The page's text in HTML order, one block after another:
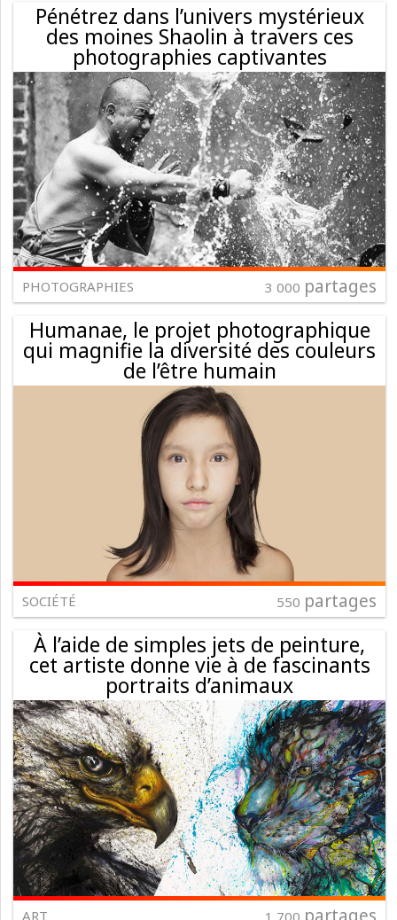
Pénétrez dans l’univers mystérieux
des moines Shaolin à travers ces
photographies captivantes
PHOTOGRAPHIES 3 000 partages
Humanae, le projet photographique
qui magnifie la diversité des couleurs
de l’être humain
SOCIÉTÉ 550 partages
À l’aide de simples jets de peinture,
cet artiste donne vie à de fascinants
portraits d’animaux
ART 1 700 partages